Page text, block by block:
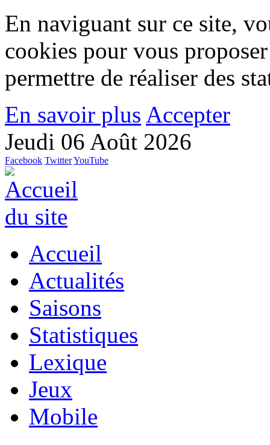
En naviguant sur ce site,
cookies pour vous
permettre de réaliser des
En savoir plus Accepter
Jeudi 06 Août 2026
Facebook TwitterYouTube
Accueil
Actualités
Saisons
Statistiques
Lexique
Jeux
Mobile